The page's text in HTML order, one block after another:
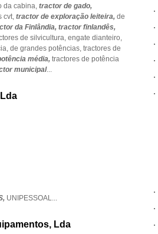
da cabina, tractor de gado,
cvt, tractor de exploração leiteira, de
da Finlândia, tractor finlandês,
de silvicultura, engate dianteiro,
de grandes potências, tractores de
média, tractores de potência
municipal...
UNIPESSOAL...
Lda